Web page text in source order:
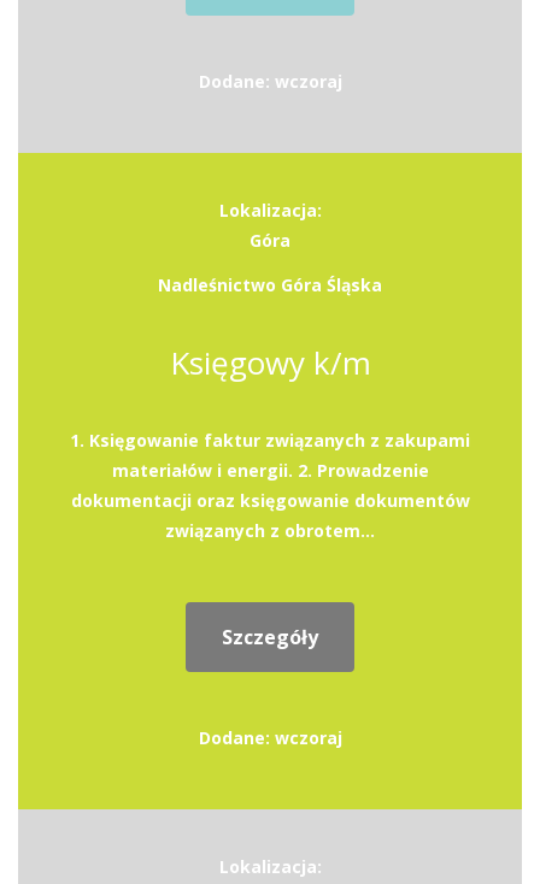
Dodane: wczoraj
Lokalizacja:
Góra
Nadleśnictwo Góra Śląska
Księgowy k/m
1. Księgowanie faktur związanych z zakupami
materiałów i energii. 2. Prowadzenie
dokumentacji oraz księgowanie dokumentów
związanych z obrotem...
Szczegóły
Dodane: wczoraj
Lokalizacja: